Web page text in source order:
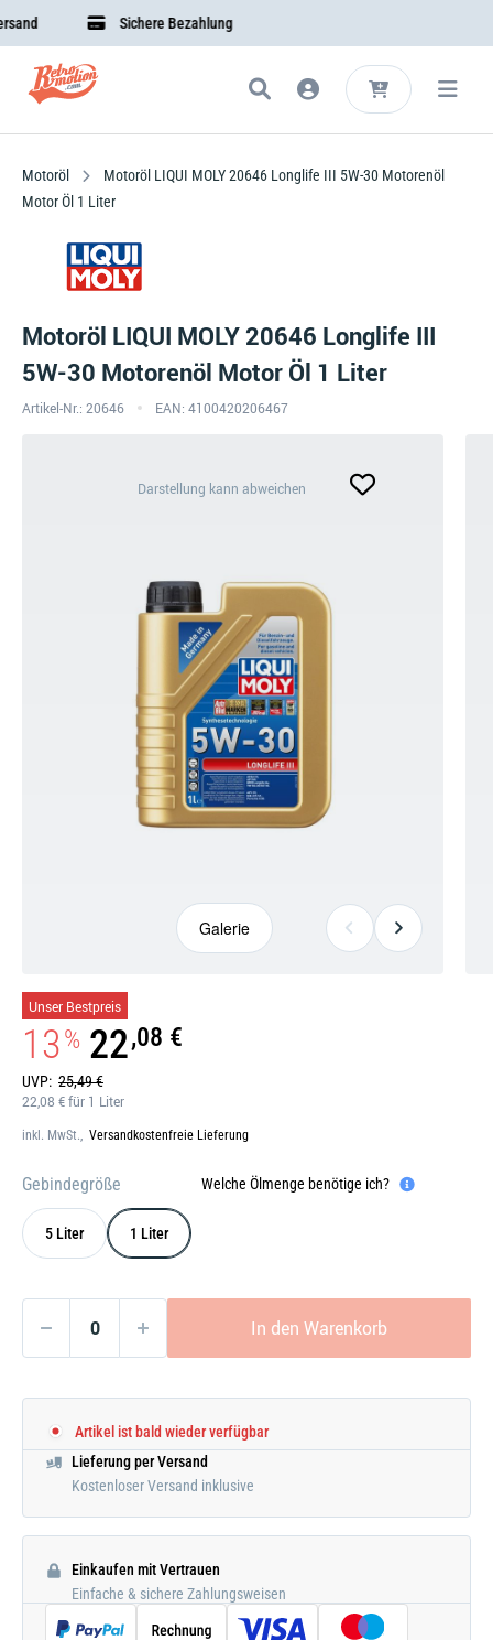
Sichere Bezahlung
Motoröl
Motoröl LIQUI MOLY 20646 Longlife III 5W-30 Motorenöl
Motor Öl 1 Liter
Motoröl LIQUI MOLY 20646 Longlife III
5W-30 Motorenöl Motor Öl 1 Liter
Artikel-Nr.: 20646 EAN: 4100420206467
Galerie
öffnen
Darstellung kann abweichen
Galerie
22,08 € für 1 Liter
UVP: 25,49 €
13% 22,08 €
Unser Bestpreis
inkl. MwSt., Versandkostenfreie Lieferung
Gebindegröße Welche Ölmenge benötige ich?
5 Liter 1 Liter
In den Warenkorb
Artikel ist bald wieder verfügbar
Lieferung per Versand
Kostenloser Versand inklusive
Einkaufen mit Vertrauen
Einfache & sichere Zahlungsweisen